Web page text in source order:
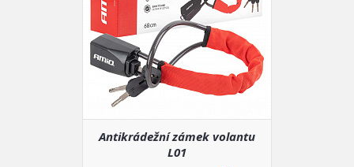
Antikrádežní zámek volantu
L01